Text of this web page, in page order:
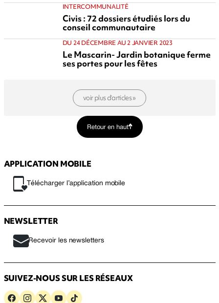
INTERCOMMUNALITÉ
Civis : 72 dossiers étudiés lors du
conseil communautaire
DU 24 DÉCEMBRE AU 2 JANVIER 2023
Le Mascarin- Jardin botanique ferme
ses portes pour les fêtes
voir plus d’articles »
Retour en haut
APPLICATION MOBILE
Télécharger l’application mobile
NEWSLETTER
Recevoir les newsletters
SUIVEZ-NOUS SUR LES RÉSEAUX